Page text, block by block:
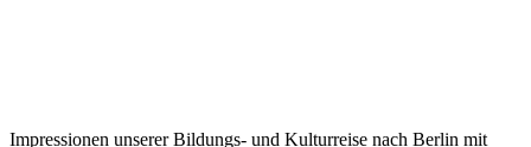
Impressionen unserer Bildungs- und Kulturreise nach Berlin mit